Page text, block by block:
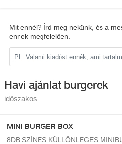
Mit ennél? Írd meg nekünk, és a
ennek megfelelően.
Havi ajánlat burgerek
időszakos
MINI BURGER BOX
8DB SZÍNES KÜLLÖNLEGES